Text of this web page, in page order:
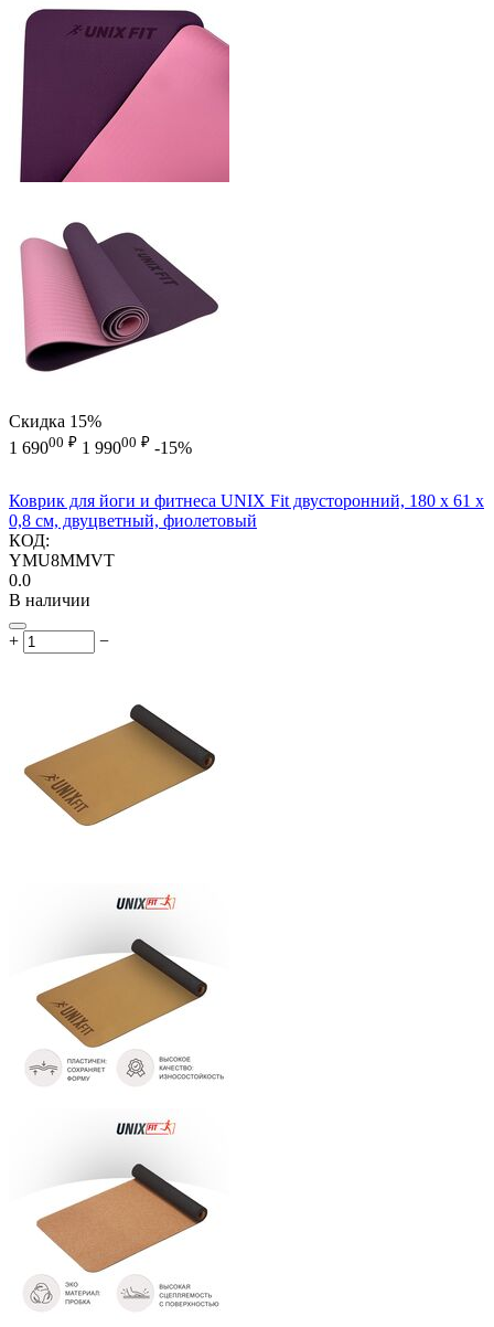
Скидка 15%
1 69000 ₽ 1 99000 ₽ -15%
Коврик для йоги и фитнеса UNIX Fit двусторонний, 180 х 61 х
0,8 см, двуцветный, фиолетовый
КОД:
YMU8MMVT
0.0
В наличии
+ −